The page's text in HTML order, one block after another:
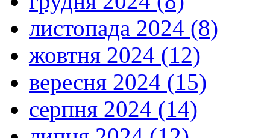
листопада 2024 (8)
жовтня 2024 (12)
вересня 2024 (15)
серпня 2024 (14)